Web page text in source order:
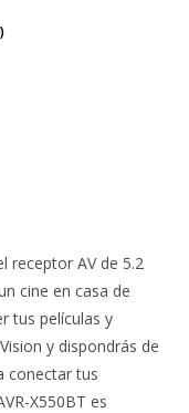
receptor AV de 5.2
cine en casa de
tus películas y
y dispondrás de
conectar tus
X550BT es